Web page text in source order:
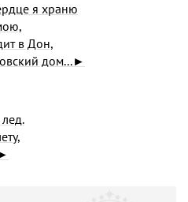
я храню
в Дон,
дом...►